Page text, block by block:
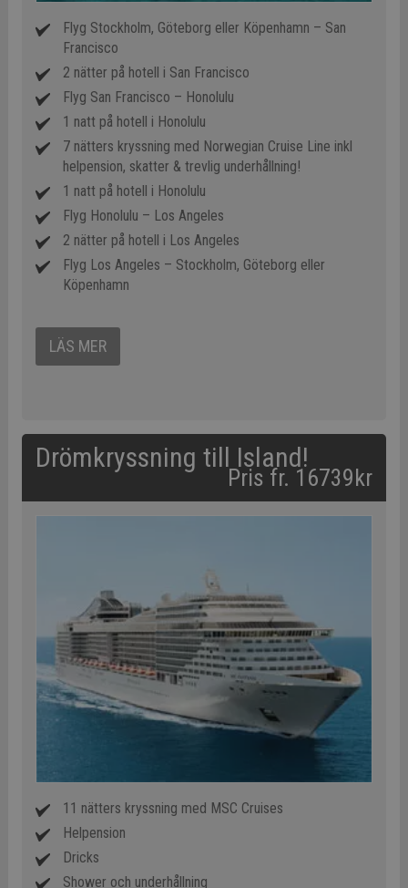
Flyg Stockholm, Göteborg eller Köpenhamn – San
Francisco
2 nätter på hotell i San Francisco
Flyg San Francisco – Honolulu
1 natt på hotell i Honolulu
7 nätters kryssning med Norwegian Cruise Line inkl
helpension, skatter & trevlig underhållning!
1 natt på hotell i Honolulu
Flyg Honolulu – Los Angeles
2 nätter på hotell i Los Angeles
Flyg Los Angeles – Stockholm, Göteborg eller
Köpenhamn
LÄS MER
Drömkryssning till Island!
Pris fr. 16739kr
11 nätters kryssning med MSC Cruises
Helpension
Dricks
Shower och underhållning